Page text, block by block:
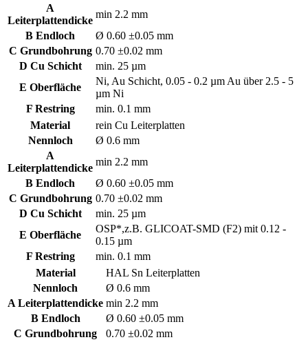
A
Leiterplattendicke
min 2.2 mm
B Endloch
Ø 0.60 ±0.05 mm
C Grundbohrung 0.70 ±0.02 mm
D Cu Schicht
min. 25 µm
E Oberfläche
Ni, Au Schicht, 0.05 - 0.2 µm Au über 2.5 - 5
µm Ni
F Restring
min. 0.1 mm
Material
rein Cu Leiterplatten
Nennloch
Ø 0.6 mm
A
Leiterplattendicke
min 2.2 mm
B Endloch
Ø 0.60 ±0.05 mm
C Grundbohrung 0.70 ±0.02 mm
D Cu Schicht
min. 25 µm
E Oberfläche
OSP*,z.B. GLICOAT-SMD (F2) mit 0.12 -
0.15 µm
F Restring
min. 0.1 mm
Material
HAL Sn Leiterplatten
Nennloch
Ø 0.6 mm
A Leiterplattendicke min 2.2 mm
B Endloch
Ø 0.60 ±0.05 mm
C Grundbohrung
0.70 ±0.02 mm